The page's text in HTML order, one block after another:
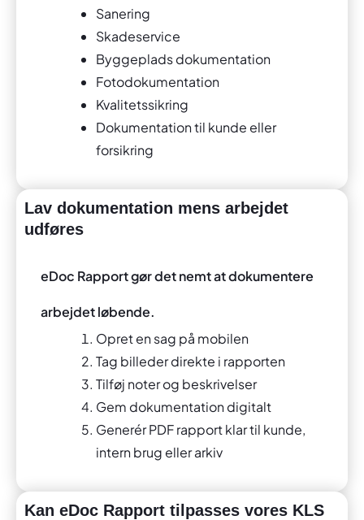
Sanering
Skadeservice
Byggeplads dokumentation
Fotodokumentation
Kvalitetssikring
Dokumentation til kunde eller
forsikring
Lav dokumentation mens arbejdet
udføres
eDoc Rapport gør det nemt at dokumentere
arbejdet løbende.
Opret en sag på mobilen
Tag billeder direkte i rapporten
Tilføj noter og beskrivelser
Gem dokumentation digitalt
Generér PDF rapport klar til kunde,
intern brug eller arkiv
Kan eDoc Rapport tilpasses vores KLS